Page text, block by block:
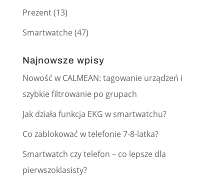
Prezent(13)
Smartwatche (47)
Najnowsze wpisy
Nowość w CALMEAN: tagowanie urządzeń i
szybkie filtrowanie po grupach
Jak działa funkcja EKG w smartwatchu?
Co zablokować w telefonie 7-8-latka?
Smartwatch czy telefon – co lepsze dla
pierwszoklasisty?